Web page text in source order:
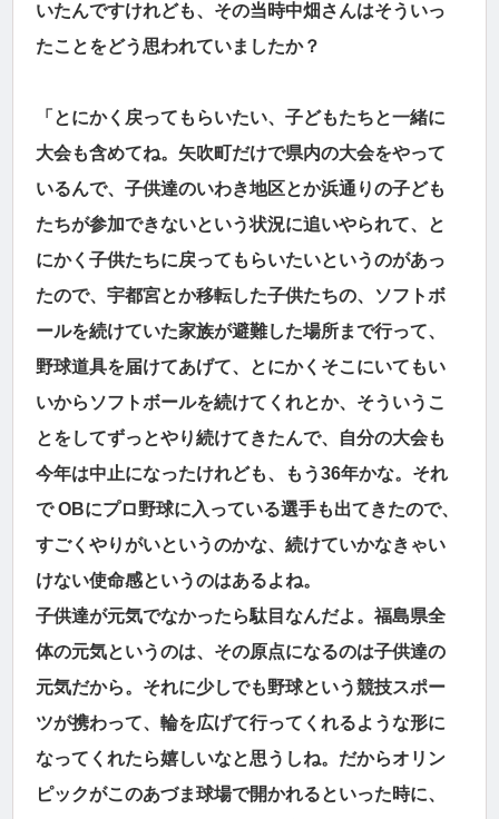
いたんですけれども、その当時中畑さんはそういっ
たことをどう思われていましたか？
「とにかく戻ってもらいたい、子どもたちと一緒に
大会も含めてね。矢吹町だけで県内の大会をやって
いるんで、子供達のいわき地区とか浜通りの子ども
たちが参加できないという状況に追いやられて、と
にかく子供たちに戻ってもらいたいというのがあっ
たので、宇都宮とか移転した子供たちの、ソフトボ
ールを続けていた家族が避難した場所まで行って、
野球道具を届けてあげて、とにかくそこにいてもい
いからソフトボールを続けてくれとか、そういうこ
とをしてずっとやり続けてきたんで、自分の大会も
今年は中止になったけれども、もう36年かな。それ
で OBにプロ野球に入っている選手も出てきたので、
すごくやりがいというのかな、続けていかなきゃい
けない使命感というのはあるよね。
子供達が元気でなかったら駄目なんだよ。福島県全
体の元気というのは、その原点になるのは子供達の
元気だから。それに少しでも野球という競技スポー
ツが携わって、輪を広げて行ってくれるような形に
なってくれたら嬉しいなと思うしね。だからオリン
ピックがこのあづま球場で開かれるといった時に、